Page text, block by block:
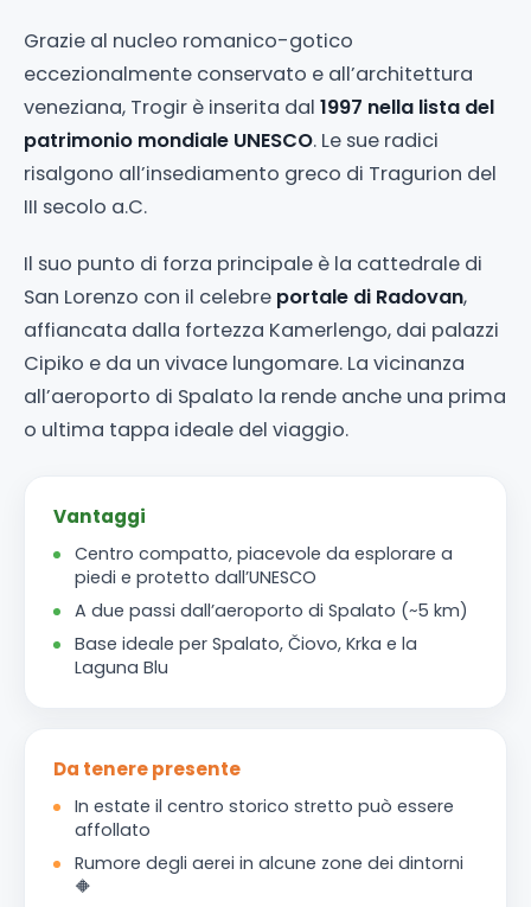
Grazie al nucleo romanico-gotico
eccezionalmente conservato e all’architettura
veneziana, Trogir è inserita dal 1997 nella lista del
patrimonio mondiale UNESCO. Le sue radici
risalgono all’insediamento greco di Tragurion del
III secolo a.C.
Il suo punto di forza principale è la cattedrale di
San Lorenzo con il celebre portale di Radovan,
affiancata dalla fortezza Kamerlengo, dai palazzi
Cipiko e da un vivace lungomare. La vicinanza
all’aeroporto di Spalato la rende anche una prima
o ultima tappa ideale del viaggio.
Vantaggi
Centro compatto, piacevole da esplorare a
piedi e protetto dall’UNESCO
A due passi dall’aeroporto di Spalato (~5 km)
Base ideale per Spalato, Čiovo, Krka e la
Laguna Blu
Da tenere presente
In estate il centro storico stretto può essere
affollato
Rumore degli aerei in alcune zone dei dintorni
🔶